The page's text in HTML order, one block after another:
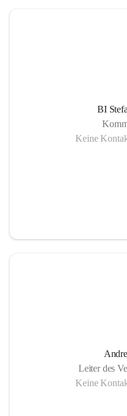
BI
Keine
Leiter des
Keine